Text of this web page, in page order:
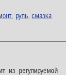
руль ,смазка
из регулируемой